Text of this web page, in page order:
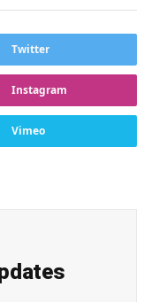
Twitter
Instagram
Vimeo